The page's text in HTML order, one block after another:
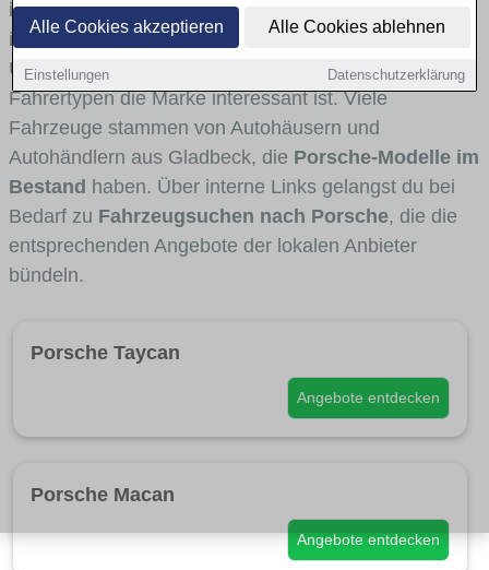
Alle Cookies akzeptieren Alle Cookies ablehnen
Einstellungen Datenschutzerklärung
in welchen Fahrzeugklassen Porsche stark vertreten
ist, welche Modellreihen häufig im Stadt- und
Umlandverkehr zu sehen sind und für welche
Fahrertypen die Marke interessant ist. Viele
Fahrzeuge stammen von Autohäusern und
Autohändlern aus Gladbeck, die Porsche-Modelle im
Bestand haben. Über interne Links gelangst du bei
Bedarf zu Fahrzeugsuchen nach Porsche, die die
entsprechenden Angebote der lokalen Anbieter
bündeln.
Porsche Taycan
Angebote entdecken
Porsche Macan
Angebote entdecken